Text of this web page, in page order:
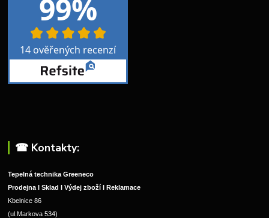
☎︎ Kontakty:
Tepelná technika Greeneco
Prodejna I Sklad I Výdej zboží I Reklamace
Kbelnice 86
(ul.Markova 534)